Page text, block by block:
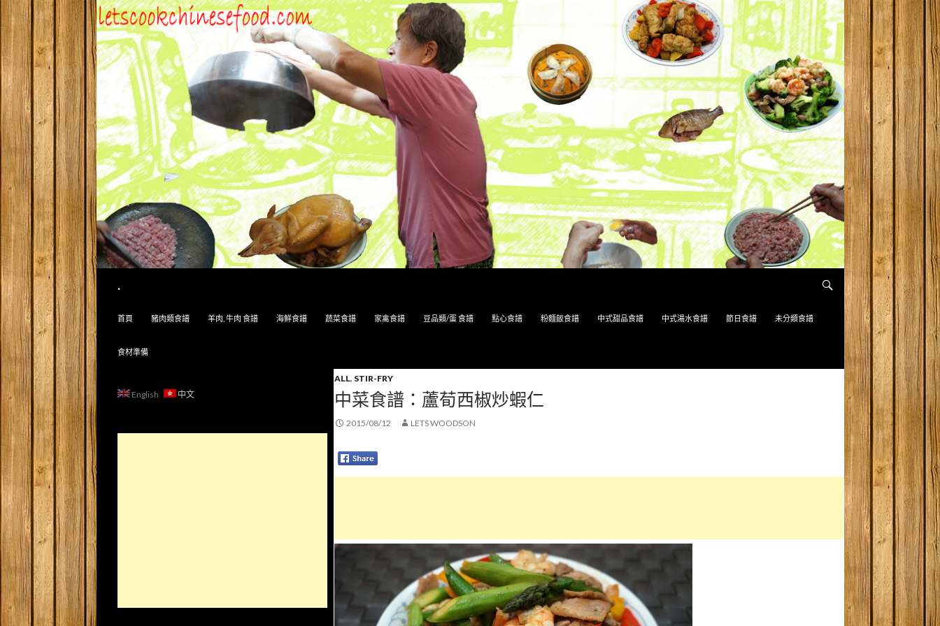
.
首頁
豬肉類食譜 羊肉, 牛肉 食譜 海鮮食譜 蔬菜食譜 家禽食譜 豆品類/蛋 食譜 點心食譜 粉麵飯食譜 中式甜品食譜 中式湯水食譜 節日食譜 未分類食譜
食材準備
ALL, STIR-FRY
中菜食譜：蘆荀西椒炒蝦仁
2015/08/12 LETS WOODSON
English 中文